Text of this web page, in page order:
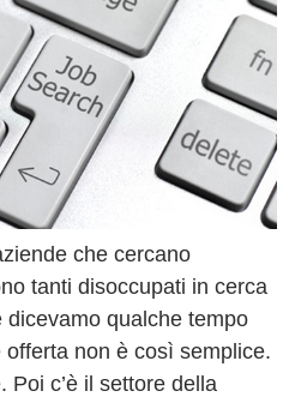
che cercano
tanti disoccupati in cerca
qualche tempo
non è così semplice.
Poi c’è il settore della